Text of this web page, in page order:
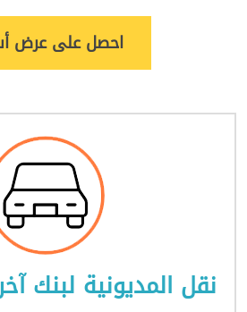
احصل على عرض
نقل المديونية لبنك